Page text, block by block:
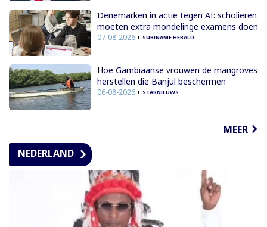
Denemarken in actie tegen AI: scholieren
moeten extra mondelinge examens doen
07-08-2026 SURINAME HERALD
Hoe Gambiaanse vrouwen de mangroves
herstellen die Banjul beschermen
06-08-2026 STARNIEUWS
MEER
NEDERLAND